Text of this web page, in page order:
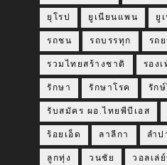
ยุโรป ยูเนียนแพน ยู
รถชน รถบรรทุก รถ
รวมไทยสร้างชาติ รองเ
รักษา รักษาโรค รัก
รับสมัคร ผอ.ไทยพีบีเอส
ร้อยเอ็ด ลาลีกา ลำป
ลูกทุ่ง วนชัย วอลเล่